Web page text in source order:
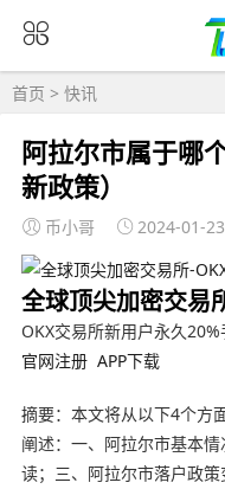
首页 > 快讯
阿拉尔市属于哪
新政策）
币小哥 2024-01-23
全球顶尖加密交易
OKX交易所新用户永久20%
官网注册 APP下载
摘要：本文将从以下4个方
阐述：一、阿拉尔市基本
读；三、阿拉尔市落户政